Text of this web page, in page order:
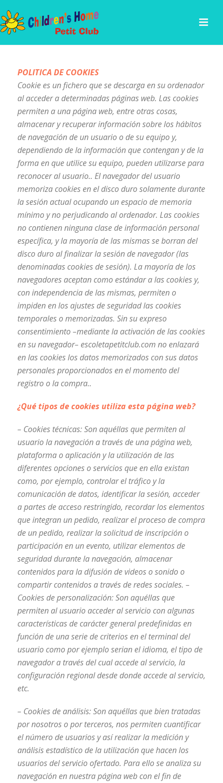
POLITICA DE COOKIES
Cookiees un fichero que se descarga en su ordenador
al acceder a determinadas páginas web. Las cookies
permiten a una página web, entre otras cosas,
almacenar y recuperar información sobre los hábitos
de navegación de un usuario o de su equipo y,
dependiendo de la información que contengan y de la
forma en que utilice su equipo, pueden utilizarse para
reconocer al usuario.. El navegador del usuario
memoriza cookies en el disco duro solamente durante
la sesión actual ocupando un espacio de memoria
mínimo y no perjudicando al ordenador. Las cookies
no contienen ninguna clase de información personal
específica, y la mayoría de las mismas se borran del
disco duro al finalizar la sesión de navegador (las
denominadas cookies de sesión). La mayoría de los
navegadores aceptan como estándar a las cookies y,
con independencia de las mismas, permiten o
impiden en los ajustes de seguridad las cookies
temporales o memorizadas. Sin su expreso
consentimiento –mediante la activación de las cookies
en su navegador– escoletapetitclub.com no enlazará
en las cookies los datos memorizados con sus datos
personales proporcionados en el momento del
registro o la compra..
¿Qué tipos de cookies utiliza esta página web?
– Cookies técnicas: Son aquéllas que permiten al
usuario la navegación a través de una página web,
plataforma o aplicación y la utilización de las
diferentes opciones o servicios que en ella existan
como, por ejemplo, controlar el tráfico y la
comunicación de datos, identificar la sesión, acceder
a partes de acceso restringido, recordar los elementos
que integran un pedido, realizar el proceso de compra
de un pedido, realizar la solicitud de inscripción o
participación en un evento, utilizar elementos de
seguridad durante la navegación, almacenar
contenidos para la difusión de videos o sonido o
compartir contenidos a través de redes sociales. –
Cookiesde personalización: Son aquéllas que
permiten al usuario acceder al servicio con algunas
características de carácter general predefinidas en
función de una serie de criterios en el terminal del
usuario como por ejemplo serian el idioma, el tipo de
navegador a través del cual accede al servicio, la
configuración regional desde donde accede al servicio,
etc.
– Cookies de análisis: Son aquéllas que bien tratadas
por nosotros o por terceros, nos permiten cuantificar
el número de usuarios y así realizar la medición y
análisis estadístico de la utilización que hacen los
usuarios del servicio ofertado. Para ello se analiza su
navegación en nuestra página web con el fin de